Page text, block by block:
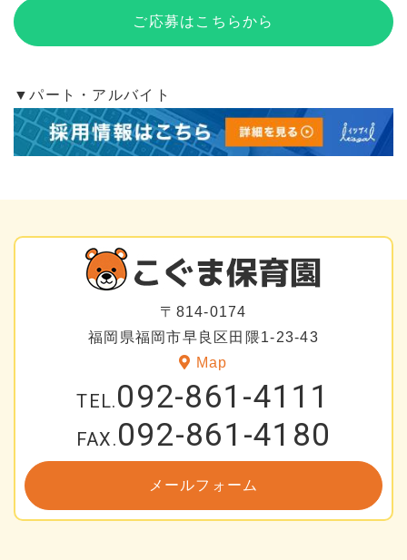
ご応募はこちらから
▼パート・アルバイト
〒814-0174
福岡県福岡市早良区田隈1-23-43
Map
TEL.092-861-4111
FAX.092-861-4180
メールフォーム